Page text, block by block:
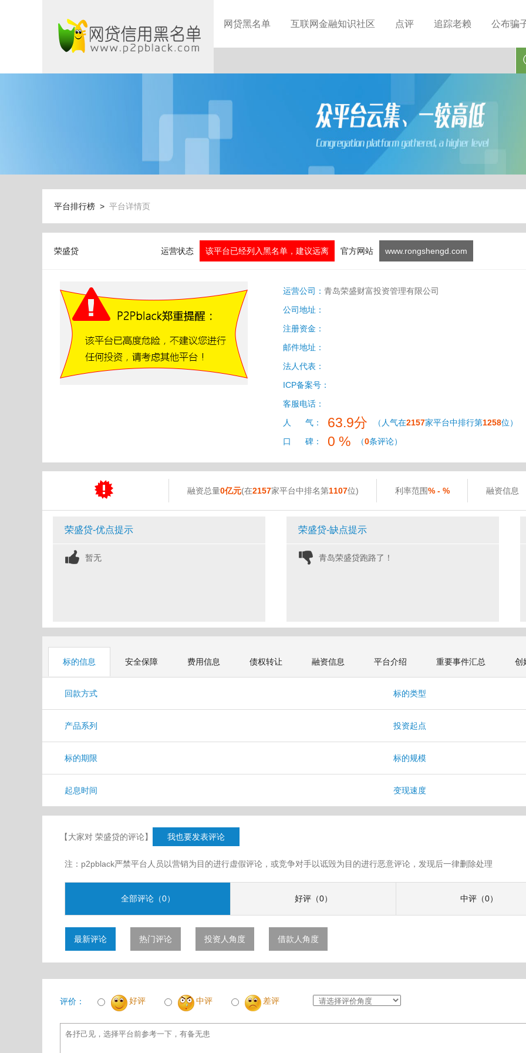
网贷黑名单 互联网金融知识社区 点评 追踪老赖 公布骗
平台排行榜 > 平台详情页
荣盛贷 运营状态 该平台已经列入黑名单，建议远离 官方网站 www.rongshengd.com
运营公司： 青岛荣盛财富投资管理有限公司
公司地址：
注册资金：
邮件地址：
法人代表：
ICP备案号：
客服电话：
人 气：
63.9分 （人气在2157家平台中排行第1258位）
口 碑：
0 % （0条评论）
融资总量0亿元(在2157家平台中排名第1107位) 利率范围% - % 融资信息
荣盛贷-优点提示
暂无
荣盛贷-缺点提示
青岛荣盛贷跑路了！
标的信息 安全保障 费用信息 债权转让 融资信息 平台介绍 重要事件汇总 创
回款方式 标的类型
产品系列 投资起点
标的期限 标的规模
起息时间 变现速度
【大家对 荣盛贷的评论】 我也要发表评论
注：p2pblack严禁平台人员以营销为目的进行虚假评论，或竞争对手以诋毁为目的进行恶意评论，发现后一律删除处理
全部评论（0） 好评（0） 中评（0）
最新评论 热门评论 投资人角度 借款人角度
评价： 好评 中评 差评